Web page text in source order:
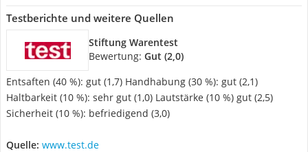
Testberichte und weitere Quellen
Stiftung Warentest
Bewertung: Gut (2,0)
Entsaften (40 %): gut (1,7) Handhabung (30 %): gut (2,1)
Haltbarkeit (10 %): sehr gut (1,0) Lautstärke (10 %) gut (2,5)
Sicherheit (10 %): befriedigend (3,0)
Quelle: www.test.de